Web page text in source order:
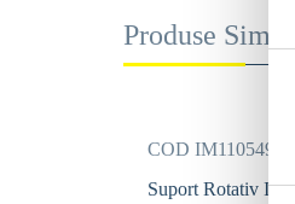
Produse
COD IM1105490
Suport Rotativ